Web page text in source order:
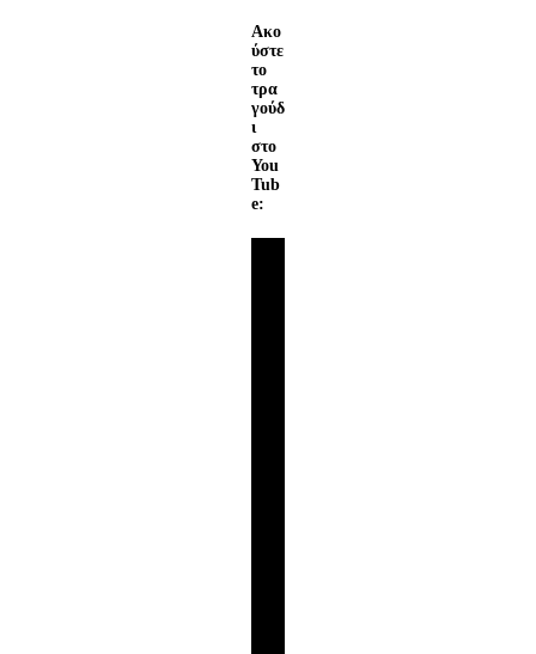
Ακο
ύστε
το
τρα
γούδ
ι
στο
You
Tub
e: